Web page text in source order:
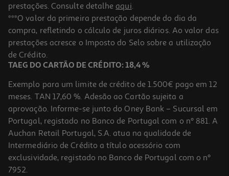
Palmilha Scholl Gelactiv Sport Homem
20.99 €/un
20,99 €
prestações. Consulte detalhe aqui.
***O valor da primeira prestação depende do dia da
compra, refletindo o cálculo de juros diários. Ao valor das
prestações acresce o Imposto do Selo sobre a utilização
de Crédito.
TAEG DO CARTÃO DE CRÉDITO: 18,4 %
Exemplo para um limite de crédito de 1.500€ pago em 12
meses. TAN 17,60 %. Adesão ao Cartão sujeita a
aprovação. Informe-se junto do Oney Bank – Sucursal em
Portugal, registado no Banco de Portugal com o nº 881. A
Auchan Retail Portugal, S.A. atua na qualidade de
Intermediário de Crédito a título acessório com
exclusividade, registado no Banco de Portugal com o nº
7952.